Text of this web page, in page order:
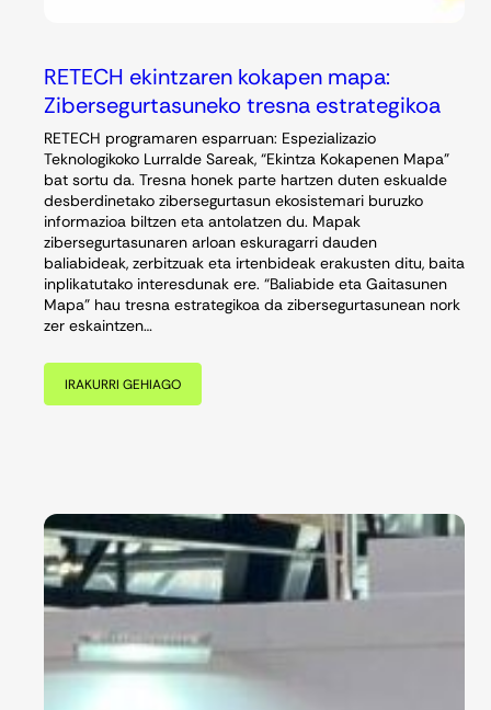
RETECH ekintzaren kokapen mapa:
Zibersegurtasuneko tresna estrategikoa
RETECH programaren esparruan: Espezializazio
Teknologikoko Lurralde Sareak, “Ekintza Kokapenen Mapa”
bat sortu da. Tresna honek parte hartzen duten eskualde
desberdinetako zibersegurtasun ekosistemari buruzko
informazioa biltzen eta antolatzen du. Mapak
zibersegurtasunaren arloan eskuragarri dauden
baliabideak, zerbitzuak eta irtenbideak erakusten ditu, baita
inplikatutako interesdunak ere. “Baliabide eta Gaitasunen
Mapa” hau tresna estrategikoa da zibersegurtasunean nork
zer eskaintzen…
IRAKURRI GEHIAGO